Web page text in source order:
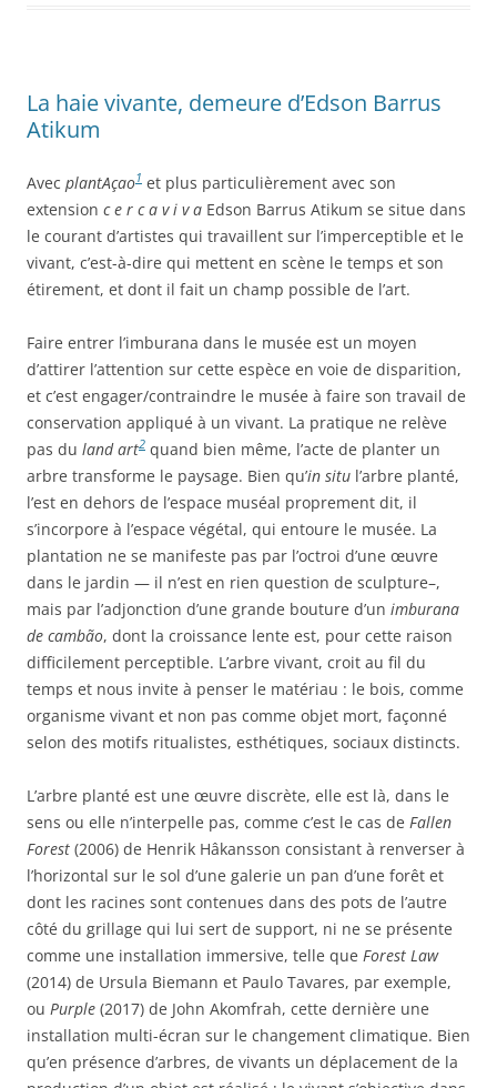
La haie vivante, demeure d’Edson Barrus
Atikum
Avec plantAçao1 et plus particulièrement avec son
extension c e r c a v i v a Edson Barrus Atikum se situe dans
le courant d’artistes qui travaillent sur l’imperceptible et le
vivant, c’est-à-dire qui mettent en scène le temps et son
étirement, et dont il fait un champ possible de l’art.
Faire entrer l’imburana dans le musée est un moyen
d’attirer l’attention sur cette espèce en voie de disparition,
et c’est engager/contraindre le musée à faire son travail de
conservation appliqué à un vivant. La pratique ne relève
pas du land art2 quand bien même, l’acte de planter un
arbre transforme le paysage. Bien qu’in situ l’arbre planté,
l’est en dehors de l’espace muséal proprement dit, il
s’incorpore à l’espace végétal, qui entoure le musée. La
plantation ne se manifeste pas par l’octroi d’une œuvre
dans le jardin — il n’est en rien question de sculpture–,
mais par l’adjonction d’une grande bouture d’un imburana
de cambão, dont la croissance lente est, pour cette raison
difficilement perceptible. L’arbre vivant, croit au fil du
temps et nous invite à penser le matériau : le bois, comme
organisme vivant et non pas comme objet mort, façonné
selon des motifs ritualistes, esthétiques, sociaux distincts.
L’arbre planté est une œuvre discrète, elle est là, dans le
sens ou elle n’interpelle pas, comme c’est le cas de Fallen
Forest (2006) de Henrik Hâkansson consistant à renverser à
l’horizontal sur le sol d’une galerie un pan d’une forêt et
dont les racines sont contenues dans des pots de l’autre
côté du grillage qui lui sert de support, ni ne se présente
comme une installation immersive, telle que Forest Law
(2014) de Ursula Biemann et Paulo Tavares, par exemple,
ou Purple (2017) de John Akomfrah, cette dernière une
installation multi-écran sur le changement climatique. Bien
qu’en présence d’arbres, de vivants un déplacement de la